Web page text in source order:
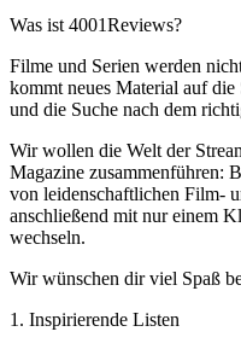
Was ist 4001Reviews?
Filme und Serien werden
kommt neues Material auf
und die Suche nach dem
Wir wollen die Welt der
Magazine zusammenführen:
von leidenschaftlichen Film-
anschließend mit nur einem
wechseln.
Wir wünschen dir viel Spaß
1. Inspirierende Listen